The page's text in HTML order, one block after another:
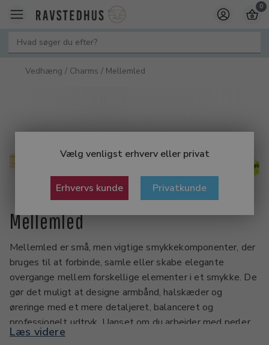
Vælg venligst erhverv eller privat
Erhvervs kunde Privatkunde
0
Vedhæng / Charms / Mellemled
Mellemled
Mellemled er små, men vigtige smykkekomponenter, der
bruges til at forbinde, samle eller skabe elegante
overgange mellem forskellige elementer i et smykke. De
gør det muligt at designe armbånd, halskæder og
øreringe med et mere detaljeret, balanceret og
professionelt udtryk. Uanset om du arbejder med perler,
kæder, charms eller vedhæng, kan mellemled give dit
Læs videre